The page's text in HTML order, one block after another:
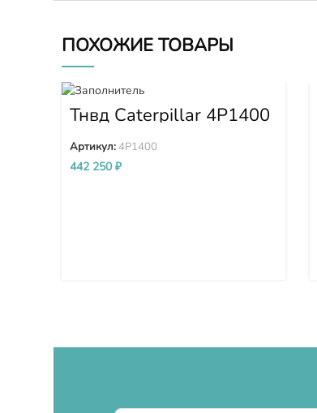
ПОХОЖИЕ ТОВАРЫ
Тнвд Caterpillar 4P1400
Артикул:4P1400
442 250₽